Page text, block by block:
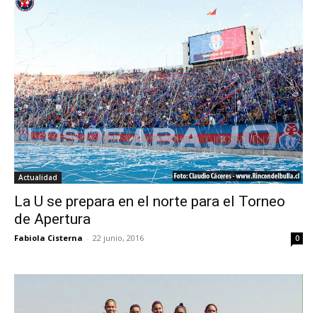
Actualidad
La U se prepara en el norte para el Torneo
de Apertura
Fabiola Cisterna - 22 junio, 2016 0